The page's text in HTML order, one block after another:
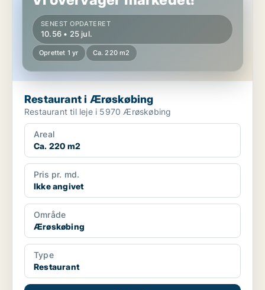
SENEST OPDATERET
10.56 • 25 jul.
Oprettet 1 yr Ca. 220 m2
Restaurant i Ærøskøbing
Restaurant til leje i 5970 Ærøskøbing
Areal
Ca. 220 m2
Pris pr. md.
Ikke angivet
Område
Ærøskøbing
Type
Restaurant